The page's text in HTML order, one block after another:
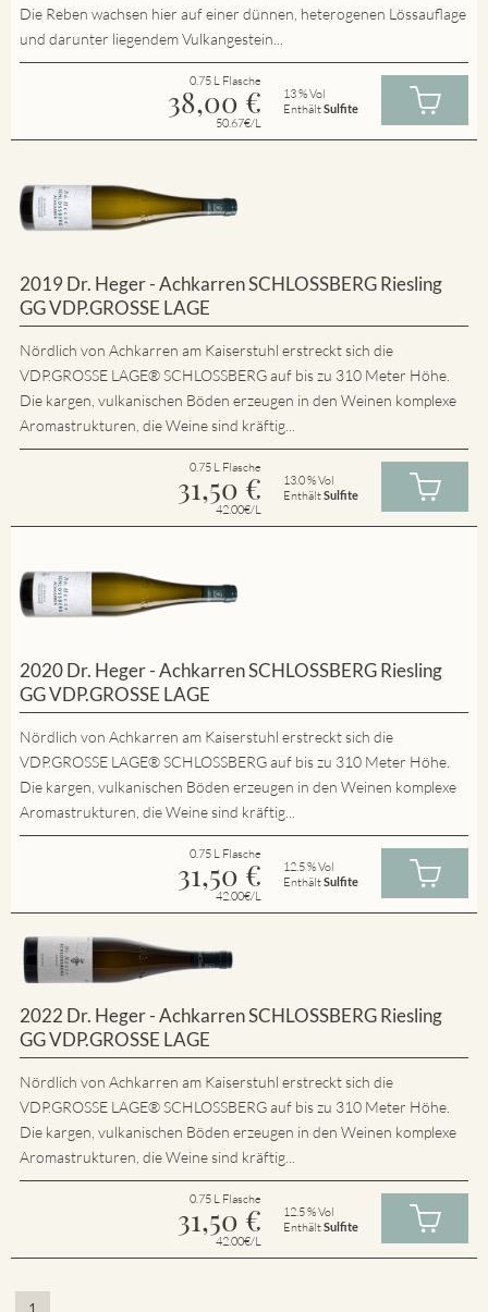
Die Reben wachsen hier auf einer dünnen, heterogenen Lössauflage
und darunter liegendem Vulkangestein...
0.75 L Flasche
38,00 €
50.67€/L
13 % Vol
EnthältSulfite
2019 Dr. Heger - Achkarren SCHLOSSBERG Riesling
GG VDP.GROSSE LAGE
Nördlich von Achkarren am Kaiserstuhl erstreckt sich die
VDP.GROSSE LAGE® SCHLOSSBERG auf bis zu 310 Meter Höhe.
Die kargen, vulkanischen Böden erzeugen in den Weinen komplexe
Aromastrukturen, die Weine sind kräftig...
0.75 L Flasche
31,50 €
42.00€/L
13.0 % Vol
EnthältSulfite
2020 Dr. Heger - Achkarren SCHLOSSBERG Riesling
GG VDP.GROSSE LAGE
Nördlich von Achkarren am Kaiserstuhl erstreckt sich die
VDP.GROSSE LAGE® SCHLOSSBERG auf bis zu 310 Meter Höhe.
Die kargen, vulkanischen Böden erzeugen in den Weinen komplexe
Aromastrukturen, die Weine sind kräftig...
0.75 L Flasche
31,50 €
42.00€/L
12.5 % Vol
EnthältSulfite
2022 Dr. Heger - Achkarren SCHLOSSBERG Riesling
GG VDP.GROSSE LAGE
Nördlich von Achkarren am Kaiserstuhl erstreckt sich die
VDP.GROSSE LAGE® SCHLOSSBERG auf bis zu 310 Meter Höhe.
Die kargen, vulkanischen Böden erzeugen in den Weinen komplexe
Aromastrukturen, die Weine sind kräftig...
0.75 L Flasche
31,50 €
42.00€/L
12.5 % Vol
EnthältSulfite